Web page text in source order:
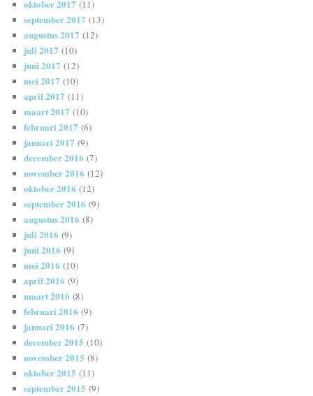
oktober 2017 (11)
september 2017 (13)
augustus 2017 (12)
juli 2017 (10)
juni 2017 (12)
mei 2017 (10)
april 2017 (11)
maart 2017 (10)
februari 2017 (6)
januari 2017 (9)
december 2016 (7)
november 2016 (12)
oktober 2016 (12)
september 2016 (9)
augustus 2016 (8)
juli 2016 (9)
juni 2016 (9)
mei 2016 (10)
april 2016 (9)
maart 2016 (8)
februari 2016 (9)
januari 2016 (7)
december 2015 (10)
november 2015 (8)
oktober 2015 (11)
september 2015 (9)